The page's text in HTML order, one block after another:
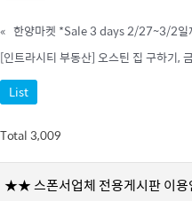
« 한양마켓 *Sale 3 days 2/27~3/2일
List
Total 3,009
★★ 스폰서업체 전용게시판 이